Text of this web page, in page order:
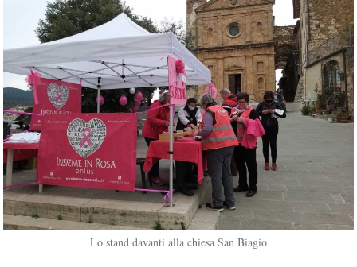
Lo stand davanti alla chiesa San Biagio